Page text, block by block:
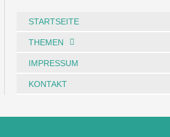
STARTSEITE
THEMEN
IMPRESSUM
KONTAKT